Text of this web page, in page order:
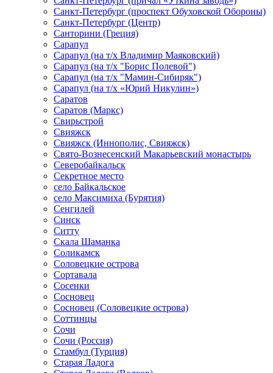
Санкт-Петербург (проспект Обуховской Обороны)
Санкт-Петербург (Центр)
Санторини (Греция)
Сарапул
Сарапул (на т/х Владимир Маяковский)
Сарапул (на т/х "Борис Полевой")
Сарапул (на т/х "Мамин-Сибиряк")
Сарапул (на т/х «Юрий Никулин»)
Саратов
Саратов (Маркс)
Свирьстрой
Свияжск
Свияжск (Иннополис, Свияжск)
Свято-Вознесенский Макарьевский монастырь
Северобайкальск
Секретное место
село Байкальское
село Максимиха (Бурятия)
Сенгилей
Синск
Ситту
Скала Шаманка
Соликамск
Соловецкие острова
Сортавала
Сосенки
Сосновец
Сосновец (Соловецкие острова)
Соттинцы
Сочи
Сочи (Россия)
Стамбул (Турция)
Старая Ладога